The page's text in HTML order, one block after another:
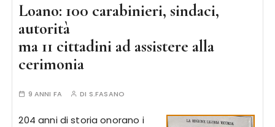
Loano: 100 carabinieri, sindaci,
autorità
ma 11 cittadini ad assistere alla
cerimonia
9 ANNI FA DI S.FASANO
204 anni di storia onorano i